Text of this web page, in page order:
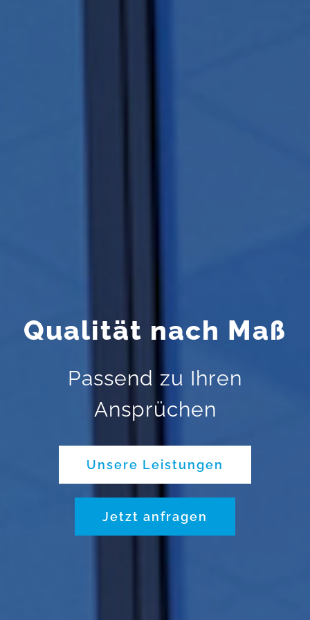
Qualität nach Maß
Passend zu Ihren
Ansprüchen
Unsere Leistungen
Jetzt anfragen